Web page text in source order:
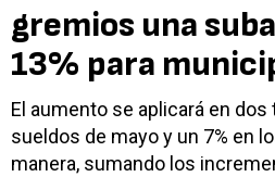
gremios una
13% para
El aumento se aplicará en dos
sueldos de mayo y un 7% en
manera, sumando los